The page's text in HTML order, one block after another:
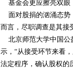
基金会更应擦亮双眼
面对股捐的汹涌态势
而言，尽职调查是其接
北京师范大学中国公
示，“从接受环节来看
法定程序，确认股权的